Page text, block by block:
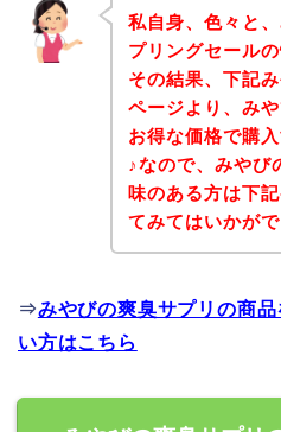
私自身、色々と
プリングセール
その結果、下記
ページより、み
お得な価格で購
♪なので、みやび
味のある方は下
てみてはいかが
⇒みやびの爽臭サプリの商
い方はこちら